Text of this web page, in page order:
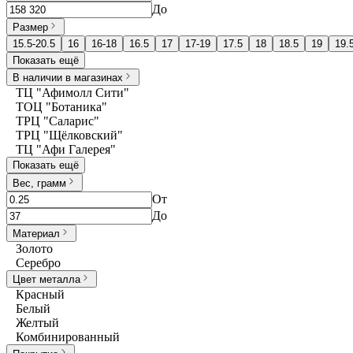
До
Размер
15.5-20.5
16 16-18 16.5 17 17-19 17.5 18 18.5 19
Показать ещё
В наличии в магазинах
ТЦ "Афимолл Сити"
ТОЦ "Ботаника"
ТРЦ "Саларис"
ТРЦ "Щёлковский"
ТЦ "Афи Галерея"
Показать ещё
Вес, грамм
От
До
Материал
Золото
Серебро
Цвет металла
Красный
Белый
Желтый
Комбинированный